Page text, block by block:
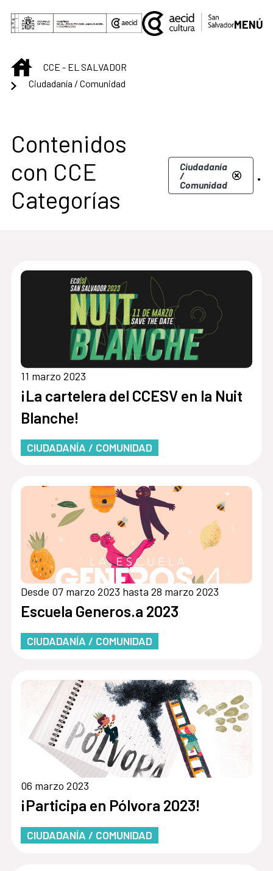
Saltar al contenido principal
MENÚ
INICIOCCE - EL SALVADOR
Ciudadanía / Comunidad
Centro Cultural de
Contenidos
con CCE
Categorías
Ciudadanía
/
Comunidad .
11 marzo 2023
¡La cartelera del CCESV en la Nuit
Blanche!
CIUDADANÍA / COMUNIDAD
Desde 07 marzo 2023 hasta 28 marzo 2023
Escuela Generos.a 2023
CIUDADANÍA / COMUNIDAD
06 marzo 2023
¡Participa en Pólvora 2023!
CIUDADANÍA / COMUNIDAD